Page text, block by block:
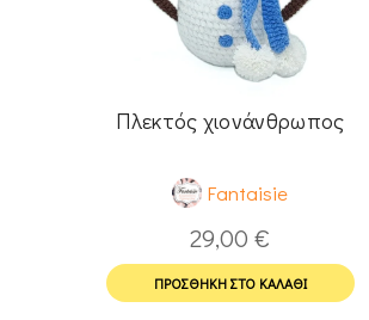
Πλεκτός χιονάνθρωπος
Fantaisie
29,00€
ΠΡΟΣΘΉΚΗ ΣΤΟ ΚΑΛΆΘΙ